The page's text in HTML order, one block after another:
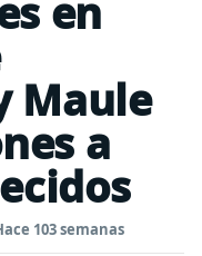
en
Maule
a
103 semanas